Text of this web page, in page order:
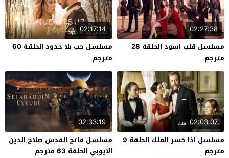
02:27:38
مسلسل قلب اسود الحلقة 28
مترجم
02:17:14
مسلسل حب بلا حدود الحلقة 60
مترجم
02:03:07
مسلسل اذا خسر الملك الحلقة 9
مترجم
02:33:19
مسلسل فاتح القدس صلاح الدين
الايوبي الحلقة 63 مترجم